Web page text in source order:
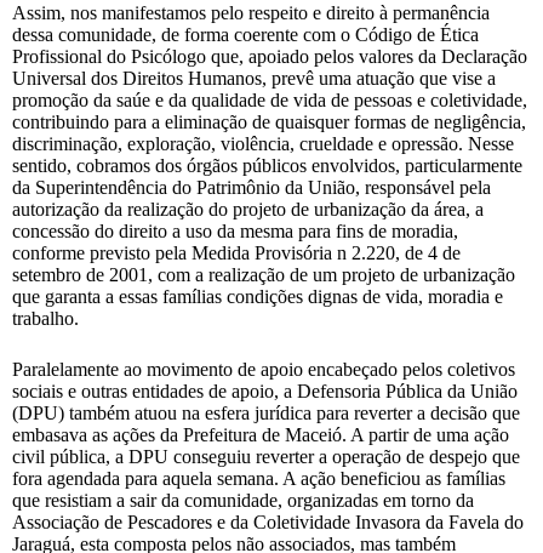
Assim, nos manifestamos pelo respeito e direito à permanência
dessa comunidade, de forma coerente com o Código de Ética
Profissional do Psicólogo que, apoiado pelos valores da Declaração
Universal dos Direitos Humanos, prevê uma atuação que vise a
promoção da saúe e da qualidade de vida de pessoas e coletividade,
contribuindo para a eliminação de quaisquer formas de negligência,
discriminação, exploração, violência, crueldade e opressão. Nesse
sentido, cobramos dos órgãos públicos envolvidos, particularmente
da Superintendência do Patrimônio da União, responsável pela
autorização da realização do projeto de urbanização da área, a
concessão do direito a uso da mesma para fins de moradia,
conforme previsto pela Medida Provisória n 2.220, de 4 de
setembro de 2001, com a realização de um projeto de urbanização
que garanta a essas famílias condições dignas de vida, moradia e
trabalho.
Paralelamente ao movimento de apoio encabeçado pelos coletivos
sociais e outras entidades de apoio, a Defensoria Pública da União
(DPU) também atuou na esfera jurídica para reverter a decisão que
embasava as ações da Prefeitura de Maceió. A partir de uma ação
civil pública, a DPU conseguiu reverter a operação de despejo que
fora agendada para aquela semana. A ação beneficiou as famílias
que resistiam a sair da comunidade, organizadas em torno da
Associação de Pescadores e da Coletividade Invasora da Favela do
Jaraguá, esta composta pelos não associados, mas também